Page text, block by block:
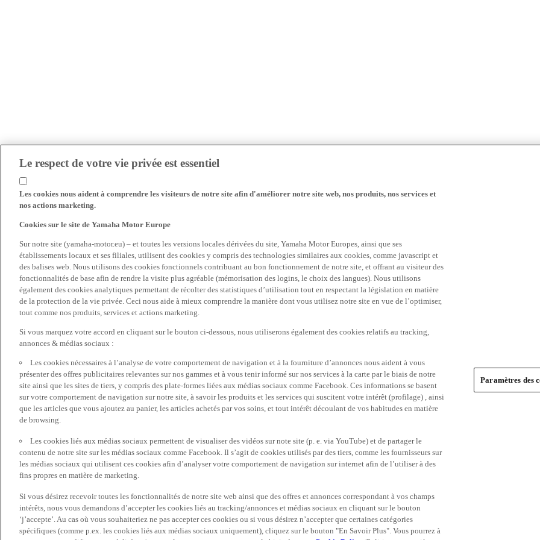
Le respect de votre vie privée est essentiel
Les cookies nous aident à comprendre les visiteurs de notre site afin d'améliorer notre site web, nos produits, nos services et
nos actions marketing.
Cookies sur le site de Yamaha Motor Europe
Sur notre site (yamaha-motor.eu) – et toutes les versions locales dérivées du site, Yamaha Motor Europes, ainsi que ses
établissements locaux et ses filiales, utilisent des cookies y compris des technologies similaires aux cookies, comme javascript et
des balises web. Nous utilisons des cookies fonctionnels contribuant au bon fonctionnement de notre site, et offrant au visiteur des
fonctionnalités de base afin de rendre la visite plus agréable (mémorisation des logins, le choix des langues). Nous utilisons
également des cookies analytiques permettant de récolter des statistiques d’utilisation tout en respectant la législation en matière
de la protection de la vie privée. Ceci nous aide à mieux comprendre la manière dont vous utilisez notre site en vue de l’optimiser,
tout comme nos produits, services et actions marketing.
Si vous marquez votre accord en cliquant sur le bouton ci-dessous, nous utiliserons également des cookies relatifs au tracking,
annonces & médias sociaux :
Les cookies nécessaires à l’analyse de votre comportement de navigation et à la fourniture d’annonces nous aident à vous
présenter des offres publicitaires relevantes sur nos gammes et à vous tenir informé sur nos services à la carte par le biais de notre
site ainsi que les sites de tiers, y compris des plate-formes liées aux médias sociaux comme Facebook. Ces informations se basent
sur votre comportement de navigation sur notre site, à savoir les produits et les services qui suscitent votre intérêt (profilage) , ainsi
que les articles que vous ajoutez au panier, les articles achetés par vos soins, et tout intérêt découlant de vos habitudes en matière
de browsing.
Les cookies liés aux médias sociaux permettent de visualiser des vidéos sur note site (p. e. via YouTube) et de partager le
contenu de notre site sur les médias sociaux comme Facebook. Il s’agit de cookies utilisés par des tiers, comme les fournisseurs sur
les médias sociaux qui utilisent ces cookies afin d’analyser votre comportement de navigation sur internet afin de l’utiliser à des
fins propres en matière de marketing.
Si vous désirez recevoir toutes les fonctionnalités de notre site web ainsi que des offres et annonces correspondant à vos champs
intérêts, nous vous demandons d’accepter les cookies liés au tracking/annonces et médias sociaux en cliquant sur le bouton
‘j’accepte’. Au cas où vous souhaiteriez ne pas accepter ces cookies ou si vous désirez n’accepter que certaines catégories
spécifiques (comme p.ex. les cookies liés aux médias sociaux uniquement), cliquez sur le bouton "En Savoir Plus". Vous pourrez à
Paramètres des